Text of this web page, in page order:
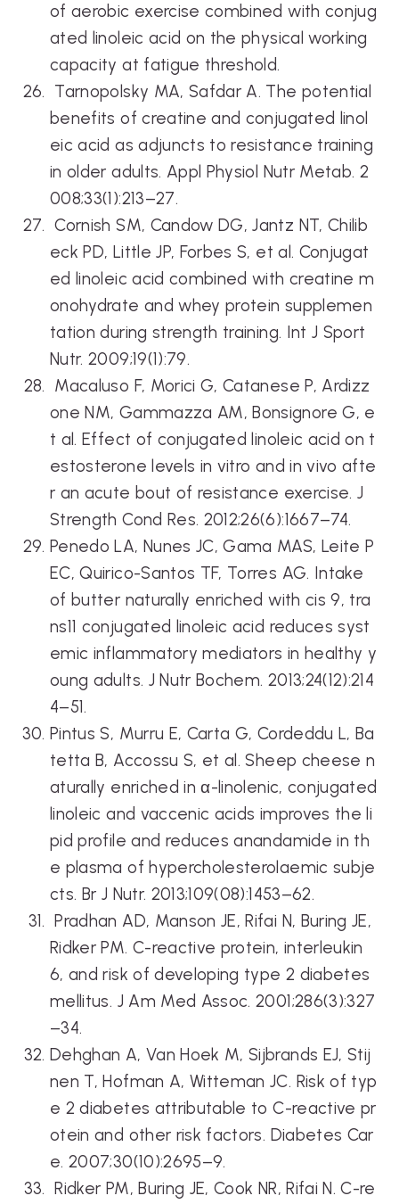
of aerobic exercise combined with conjug
ated linoleic acid on the physical working
capacity at fatigue threshold.
Tarnopolsky MA, Safdar A. The potential
benefits of creatine and conjugated linol
eic acid as adjuncts to resistance training
in older adults. Appl Physiol Nutr Metab. 2
008;33(1):213–27.
Cornish SM, Candow DG, Jantz NT, Chilib
eck PD, Little JP, Forbes S, et al. Conjugat
ed linoleic acid combined with creatine m
onohydrate and whey protein supplemen
tation during strength training. Int J Sport
Nutr. 2009;19(1):79.
Macaluso F, Morici G, Catanese P, Ardizz
one NM, Gammazza AM, Bonsignore G, e
t al. Effect of conjugated linoleic acid on t
estosterone levels in vitro and in vivo afte
r an acute bout of resistance exercise. J
Strength Cond Res. 2012;26(6):1667–74.
Penedo LA, Nunes JC, Gama MAS, Leite P
EC, Quirico-Santos TF, Torres AG. Intake
of butter naturally enriched with cis 9, tra
ns11 conjugated linoleic acid reduces syst
emic inflammatory mediators in healthy y
oung adults. J Nutr Bochem. 2013;24(12):214
4–51.
Pintus S, Murru E, Carta G, Cordeddu L, Ba
tetta B, Accossu S, et al. Sheep cheese n
aturally enriched in α-linolenic, conjugated
linoleic and vaccenic acids improves the li
pid profile and reduces anandamide in th
e plasma of hypercholesterolaemic subje
cts. Br J Nutr. 2013;109(08):1453–62.
Pradhan AD, Manson JE, Rifai N, Buring JE,
Ridker PM. C-reactive protein, interleukin
6, and risk of developing type 2 diabetes
mellitus. J Am Med Assoc. 2001;286(3):327
–34.
Dehghan A, Van Hoek M, Sijbrands EJ, Stij
nen T, Hofman A, Witteman JC. Risk of typ
e 2 diabetes attributable to C-reactive pr
otein and other risk factors. Diabetes Car
e. 2007;30(10):2695–9.
Ridker PM, Buring JE, Cook NR, Rifai N. C-re